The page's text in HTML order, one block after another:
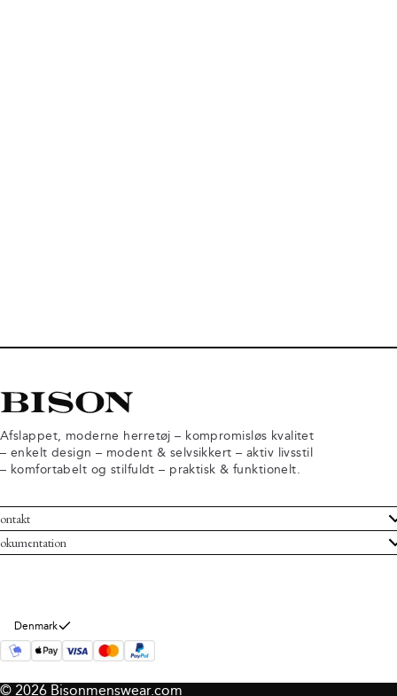
Afslappet, moderne herretøj – kompromisløs kvalitet
– enkelt design – modent & selvsikkert – aktiv livsstil
– komfortabelt og stilfuldt – praktisk & funktionelt.
Bisoninformation
Denmark
© 2026 Bisonmenswear.com